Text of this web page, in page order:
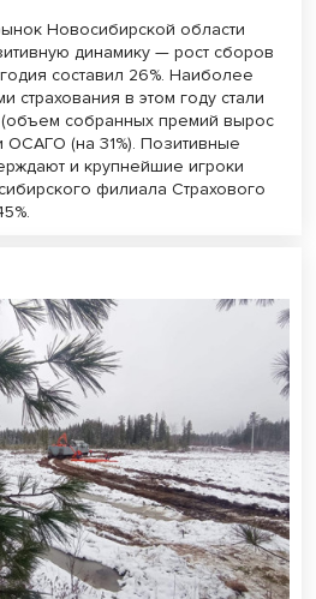
Новосибирской области
динамику — рост сборов
составил 26%. Наиболее
страхования в этом году стали
(объем собранных премий вырос
ОСАГО (на 31%). Позитивные
и крупнейшие игроки
филиала Страхового